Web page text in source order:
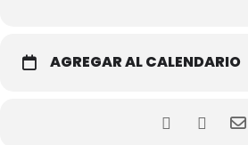
AGREGAR AL CALENDARIO